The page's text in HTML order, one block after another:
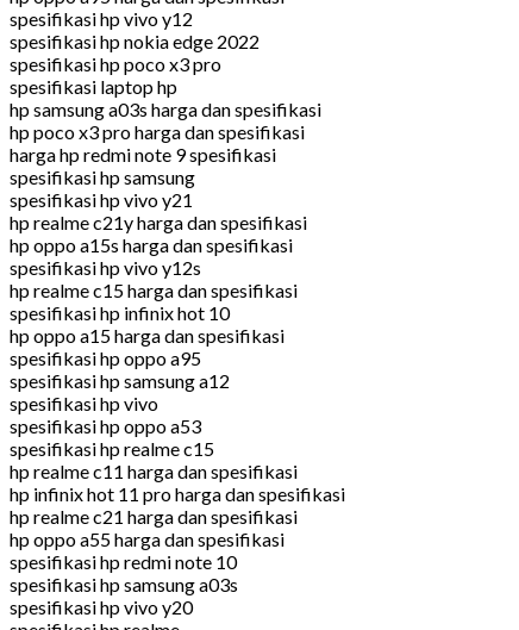
spesifikasi hp vivo y12
spesifikasi hp nokia edge 2022
spesifikasi hp poco x3 pro
spesifikasi laptop hp
hp samsung a03s harga dan spesifikasi
hp poco x3 pro harga dan spesifikasi
harga hp redmi note 9 spesifikasi
spesifikasi hp samsung
spesifikasi hp vivo y21
hp realme c21y harga dan spesifikasi
hp oppo a15s harga dan spesifikasi
spesifikasi hp vivo y12s
hp realme c15 harga dan spesifikasi
spesifikasi hp infinix hot 10
hp oppo a15 harga dan spesifikasi
spesifikasi hp oppo a95
spesifikasi hp samsung a12
spesifikasi hp vivo
spesifikasi hp oppo a53
spesifikasi hp realme c15
hp realme c11 harga dan spesifikasi
hp infinix hot 11 pro harga dan spesifikasi
hp realme c21 harga dan spesifikasi
hp oppo a55 harga dan spesifikasi
spesifikasi hp redmi note 10
spesifikasi hp samsung a03s
spesifikasi hp vivo y20